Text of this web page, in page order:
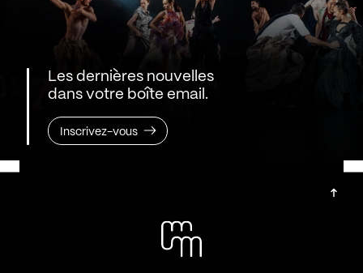
Les dernières nouvelles
dans votre boîte email.
Inscrivez-vous